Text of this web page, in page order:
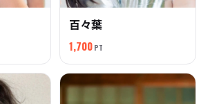
百々葉
1,700 PT